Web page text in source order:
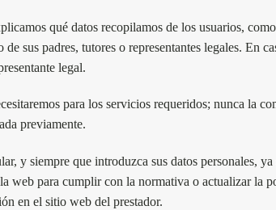
qué datos recopilamos de los usuarios,
sus padres, tutores o representantes legales. En
legal.
para los servicios requeridos; nunca la
previamente.
y siempre que introduzca sus datos personales,
web para cumplir con la normativa o actualizar la
en el sitio web del prestador.